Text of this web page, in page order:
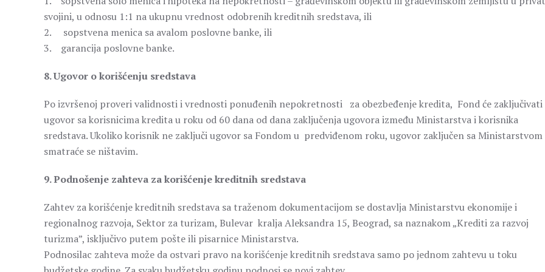
svojini, u odnosu 1:1 na ukupnu vrednost odobrenih kreditnih sredstava, ili
2. sopstvena menica sa avalom poslovne banke, ili
3. garancija poslovne banke.
8. Ugovor o korišćenju sredstava
Po izvršenoj proveri validnosti i vrednosti ponuđenih nepokretnosti za obezbeđenje kredita, Fond će zaključivati
ugovor sa korisnicima kredita u roku od 60 dana od dana zaključenja ugovora između Ministarstva i korisnika
sredstava. Ukoliko korisnik ne zaključi ugovor sa Fondom u predviđenom roku, ugovor zaključen sa Ministarstvom
smatraće se ništavim.
9. Podnošenje zahteva za korišćenje kreditnih sredstava
Zahtev za korišćenje kreditnih sredstava sa traženom dokumentacijom se dostavlja Ministarstvu ekonomije i
regionalnog razvoja, Sektor za turizam, Bulevar kralja Aleksandra 15, Beograd, sa naznakom „Krediti za razvoj
turizma”, isključivo putem pošte ili pisarnice Ministarstva.
Podnosilac zahteva može da ostvari pravo na korišćenje kreditnih sredstava samo po jednom zahtevu u toku